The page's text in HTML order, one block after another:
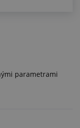
parametrami